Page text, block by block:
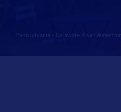
Pennsylvanie - Delaware River Waterfront